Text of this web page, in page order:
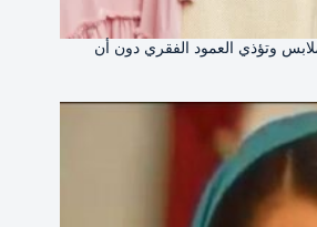
وتؤذي العمود الفقري دون أن